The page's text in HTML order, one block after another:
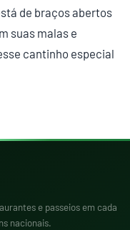
de braços abertos
suas malas e
cantinho especial
e passeios em cada
nacionais.